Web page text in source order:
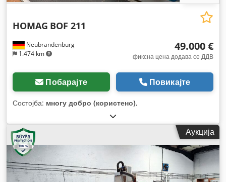
Neubrandenburg
1.474 km
HOMAG BOF 211
49.000 €
фиксна цена додава се ДДВ
Побарајте Повикајте
Состојба: многу добро (користено),
Аукција